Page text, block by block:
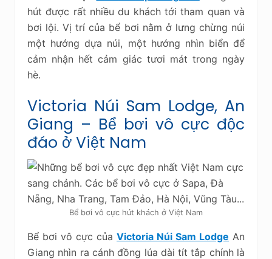
hút được rất nhiều du khách tới tham quan và
bơi lội. Vị trí của bể bơi nằm ở lưng chừng núi
một hướng dựa núi, một hướng nhìn biển để
cảm nhận hết cảm giác tươi mát trong ngày
hè.
Victoria Núi Sam Lodge, An
Giang – Bể bơi vô cực độc
đáo ở Việt Nam
Bể bơi vô cực hút khách ở Việt Nam
Bể bơi vô cực của Victoria Núi Sam Lodge An
Giang nhìn ra cánh đồng lúa dài tít tắp chính là